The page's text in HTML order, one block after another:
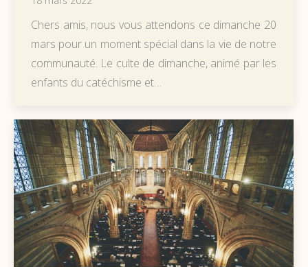
Chers amis, nous vous attendons ce dimanche 20
mars pour un moment spécial dans la vie de notre
communauté. Le culte de dimanche, animé par les
enfants du catéchisme et…